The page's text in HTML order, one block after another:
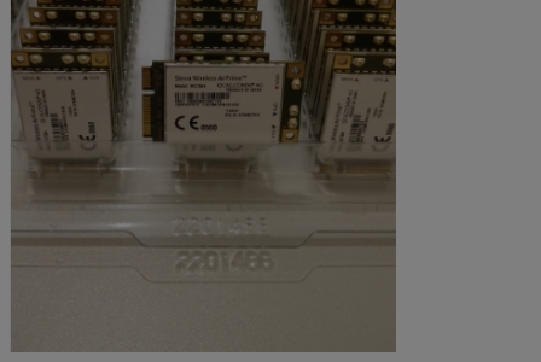
Κωδικοποιητής-
αποκωδικοποιητής
Ακύρωση andamp;
θόρυβος ηχούς
μείωση
Ναι Ναι
DTMF Ναι